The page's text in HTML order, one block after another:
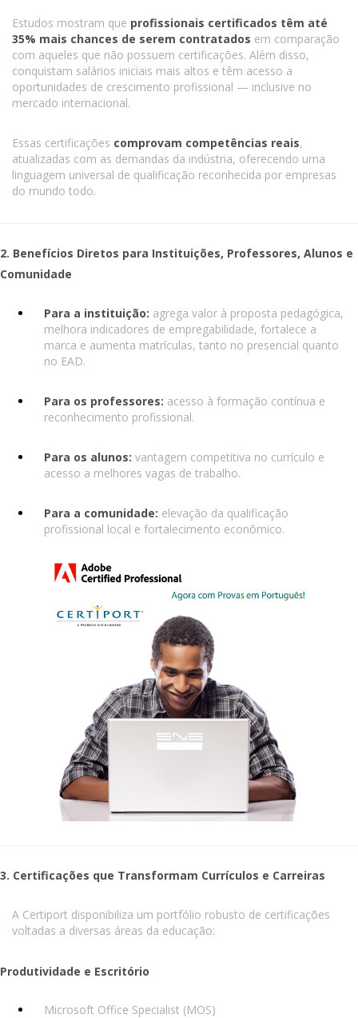
Estudos mostram que profissionais certificados têm até
35% mais chances de serem contratados em comparação
com aqueles que não possuem certificações. Além disso,
conquistam salários iniciais mais altos e têm acesso a
oportunidades de crescimento profissional — inclusive no
mercado internacional.
Essas certificações comprovam competências reais,
atualizadas com as demandas da indústria, oferecendo uma
linguagem universal de qualificação reconhecida por empresas
do mundo todo.
2. Benefícios Diretos para Instituições, Professores, Alunos e
Comunidade
Para a instituição: agrega valor à proposta pedagógica,
melhora indicadores de empregabilidade, fortalece a
marca e aumenta matrículas, tanto no presencial quanto
no EAD.
Para os professores: acesso à formação contínua e
reconhecimento profissional.
Para os alunos: vantagem competitiva no currículo e
acesso a melhores vagas de trabalho.
Para a comunidade: elevação da qualificação
profissional local e fortalecimento econômico.
3. Certificações que Transformam Currículos e Carreiras
A Certiport disponibiliza um portfólio robusto de certificações
voltadas a diversas áreas da educação:
Produtividade e Escritório
Microsoft Office Specialist (MOS)